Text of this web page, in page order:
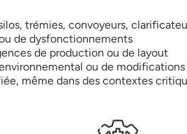
trémies, convoyeurs,
de dysfonctionnements
de production ou de layout
ou de modifications
même dans des contextes